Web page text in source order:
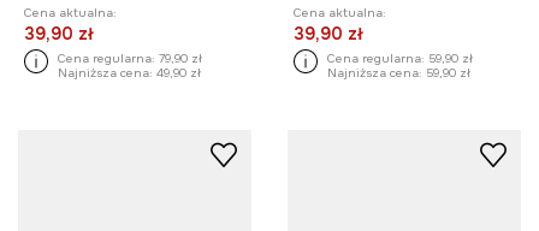
Cena aktualna:
39,90 zł
Cena regularna: 79,90 zł
Najniższa cena: 49,90 zł
Cena aktualna:
39,90 zł
Cena regularna: 59,90 zł
Najniższa cena: 59,90 zł